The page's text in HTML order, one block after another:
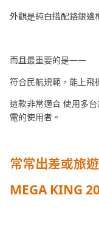
外觀是純白搭配鉻銀邊
而且最重要的是——
符合民航規範，能上飛
這款非常適合 使用多
電的使用者。
常常出差或旅
MEGA KING